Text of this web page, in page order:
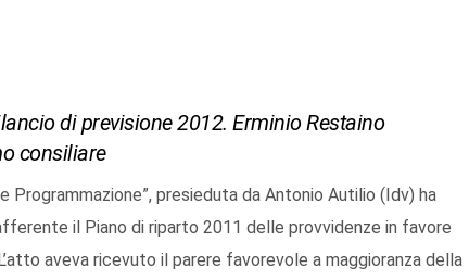
di previsione 2012. Erminio Restaino
consiliare
Programmazione”, presieduta da Antonio Autilio (Idv) ha
il Piano di riparto 2011 delle provvidenze in favore
aveva ricevuto il parere favorevole a maggioranza della